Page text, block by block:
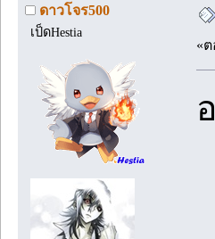
ดาวโจร500
เป็ดHestia
«ต